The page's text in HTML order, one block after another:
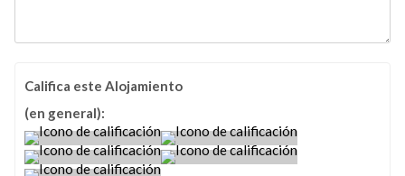
Califica este Alojamiento
(en general):